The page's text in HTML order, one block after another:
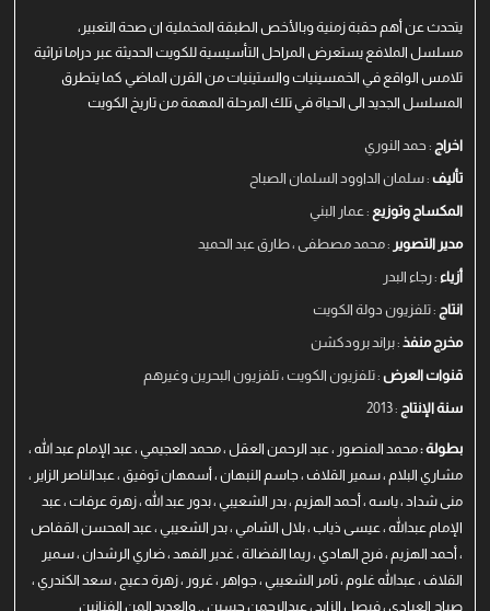
يتحدث عن أهم حقبة زمنية وبالأخص الطبقة المخملية ان صحة التعبير،
مسلسل الملافع يستعرض المراحل التأسيسية للكويت الحديثة عبر دراما تراثية
تلامس الواقع في الخمسينيات والستينيات من القرن الماضي كما يتطرق
المسلسل الجديد الى الحياة في تلك المرحلة المهمة من تاريخ الكويت
اخراج : حمد النوري
تأليف : سلمان الداوود السلمان الصباح
المكساج وتوزيع : عمار البني
مدير التصوير : محمد مصطفى ، طارق عبد الحميد
أزياء : رجاء البدر
انتاج : تلفزيون دولة الكويت
مخرج منفذ : براند برودكشن
قنوات العرض : تلفزيون الكويت ، تلفزيون البحرين وغيرهم
سنة الإنتاج : 2013
بطولة :محمد المنصور ، عبد الرحمن العقل ، محمد العجيمي ، عبد الإمام عبد الله ،
مشاري البلام ، سمير القلاف ، جاسم النبهان ، أسمهان توفيق ، عبدالناصر الزاير ،
منى شداد ، ياسه ، أحمد الهزيم ، بدر الشعيبي ، بدور عبد الله ، زهرة عرفات ، عبد
الإمام عبدالله ، عيسى ذياب ، بلال الشامي ، بدر الشعيبي ، عبد المحسن القفاص
، أحمد الهزيم ، فرح الهادي ، ريما الفضالة ، غدير الفهد ، ضاري الرشدان ، سمير
القلاف ، عبدالله غلوم ، ثامر الشعيبي ، جواهر ، غرور ، زهرة دعيج ، سعد الكندري ،
صباح العبادي ، فيصل الزايد ، عبدالرحمن حسين .. والعديد المن الفنانين